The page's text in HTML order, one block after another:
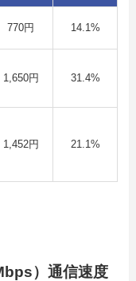
770円 14.1%
1,650円 31.4%
1,452円 21.1%
）通信速度